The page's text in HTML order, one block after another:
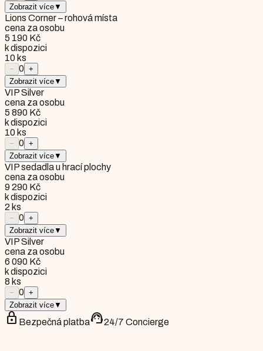
Zobrazit více▼
Lions Corner – rohová místa
cena za osobu
5 190 Kč
k dispozici
10 ks
− 0 +
Zobrazit více▼
VIP Silver
cena za osobu
5 890 Kč
k dispozici
10 ks
− 0 +
Zobrazit více▼
VIP sedadla u hrací plochy
cena za osobu
9 290 Kč
k dispozici
2 ks
− 0 +
Zobrazit více▼
VIP Silver
cena za osobu
6 090 Kč
k dispozici
8 ks
− 0 +
Zobrazit více▼
lock Bezpečná platbasupport_agent24/7 Concierge